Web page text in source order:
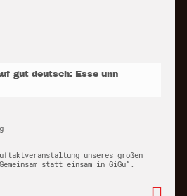
gut deutsch: Esse unn
unseres großen
statt einsam in GiGu“.